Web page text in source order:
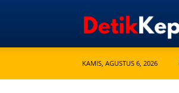
KAMIS, AGUSTUS 6, 2026